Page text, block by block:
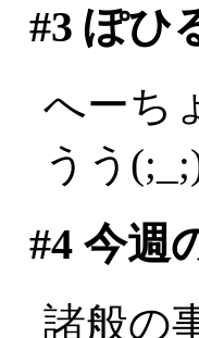
#3 ぽひ
へーち
うう
#4今週
諸般の